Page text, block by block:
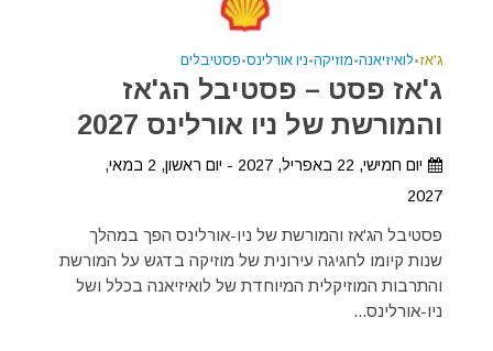
ג'אז•לואיזיאנה•מוזיקה•ניו אורלינס•פסטיבלים
ג'אז פסט – פסטיבל הג'אז
והמורשת של ניו אורלינס 2027
יום חמישי, 22 באפריל, 2027 - יום ראשון, 2 במאי,
2027
פסטיבל הג'אז והמורשת של ניו-אורלינס הפך במהלך
שנות קיומו לחגיגה עירונית של מוזיקה בדגש על המורשת
והתרבות המוזיקלית המיוחדת של לואיזיאנה בכלל ושל
ניו-אורלינס...